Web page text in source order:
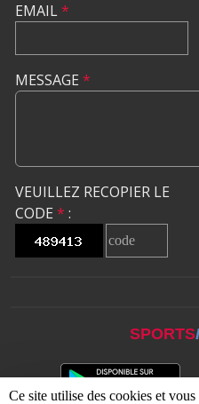
EMAIL*
MESSAGE *
VEUILLEZ RECOPIER LE
CODE * :
SPORTS
Ce site utilise des cookies et